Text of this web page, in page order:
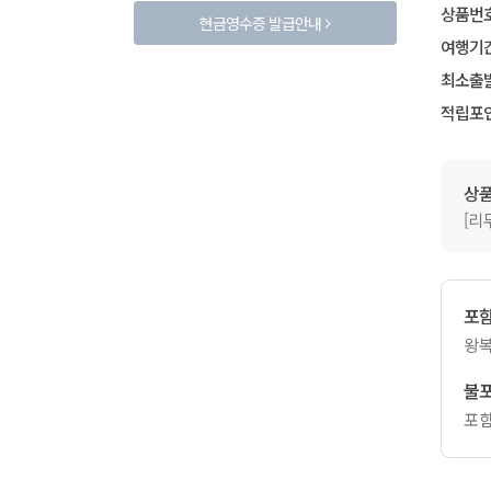
현금영수증 발급안내 상품번
여행기
최소출
적립포
상
[리
포
왕
불
포